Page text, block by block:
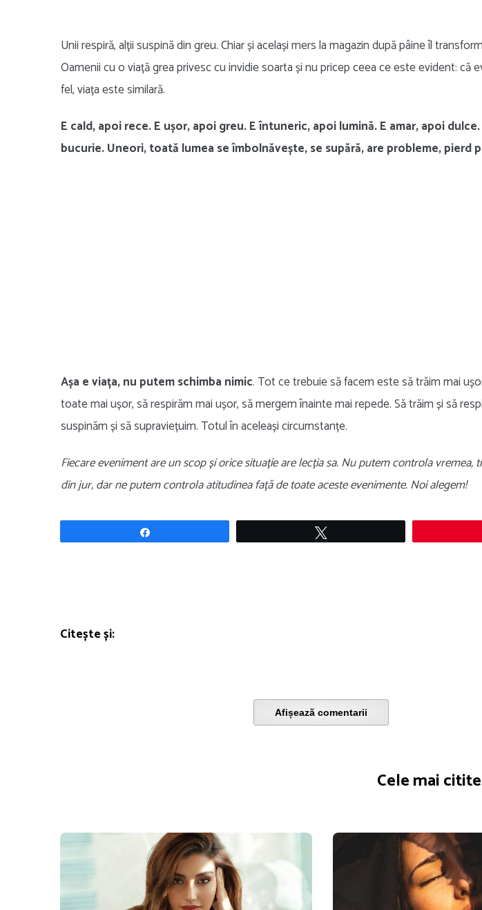
Unii respiră, alții suspină din greu. Chiar și același mers la magazin după pâine îl
Oamenii cu o viață grea privesc cu invidie soarta și nu pricep ceea ce este evident: că
fel, viața este similară.
E cald, apoi rece. E ușor, apoi greu. E întuneric, apoi lumină. E amar, apoi
bucurie. Uneori, toată lumea se îmbolnăvește, se supără, are probleme, pierd
Așa e viața, nu putem schimba nimic. Tot ce trebuie să facem este să trăim mai
toate mai ușor, să respirăm mai ușor, să mergem înainte mai repede. Să trăim și să
suspinăm și să supraviețuim. Totul în aceleași circumstanțe.
Fiecare eveniment are un scop și orice situație are lecția sa. Nu putem controla vremea,
din jur, dar ne putem controla atitudinea față de toate aceste evenimente. Noi alegem!
Citește și:
Afișează comentarii
Cele mai